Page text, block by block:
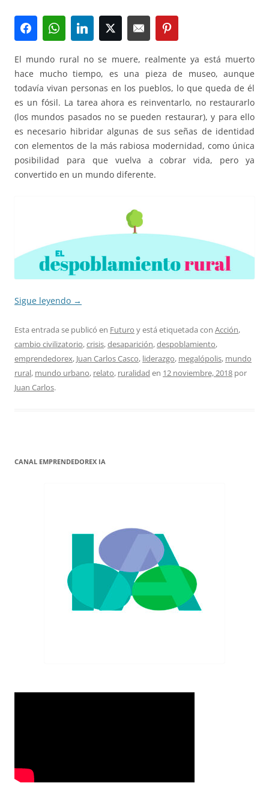
El mundo rural no se muere, realmente ya está muerto
hace mucho tiempo, es una pieza de museo, aunque
todavía vivan personas en los pueblos, lo que queda de él
es un fósil. La tarea ahora es reinventarlo, no restaurarlo
(los mundos pasados no se pueden restaurar), y para ello
es necesario hibridar algunas de sus señas de identidad
con elementos de la más rabiosa modernidad, como única
posibilidad para que vuelva a cobrar vida, pero ya
convertido en un mundo diferente.
Sigue leyendo →
Esta entrada se publicó en Futuro y está etiquetada con Acción,
cambio civilizatorio,crisis,desaparición,despoblamiento,
emprendedorex, Juan Carlos Casco, liderazgo, megalópolis, mundo
rural, mundo urbano, relato, ruralidad en 12 noviembre, 2018 por
Juan Carlos.
CANAL EMPRENDEDOREX IA